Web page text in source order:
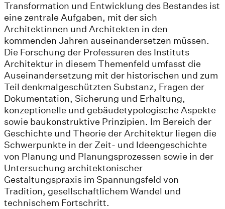
Transformation und Entwicklung des Bestandes ist
eine zentrale Aufgaben, mit der sich
Architektinnen und Architekten in den
kommenden Jahren auseinandersetzen müssen.
Die Forschung der Professuren des Instituts
Architektur in diesem Themenfeld umfasst die
Auseinandersetzung mit der historischen und zum
Teil denkmalgeschützten Substanz, Fragen der
Dokumentation, Sicherung und Erhaltung,
konzeptionelle und gebäudetypologische Aspekte
sowie baukonstruktive Prinzipien. Im Bereich der
Geschichte und Theorie der Architektur liegen die
Schwerpunkte in der Zeit- und Ideengeschichte
von Planung und Planungsprozessen sowie in der
Untersuchung architektonischer
Gestaltungspraxis im Spannungsfeld von
Tradition, gesellschaftlichem Wandel und
technischem Fortschritt.